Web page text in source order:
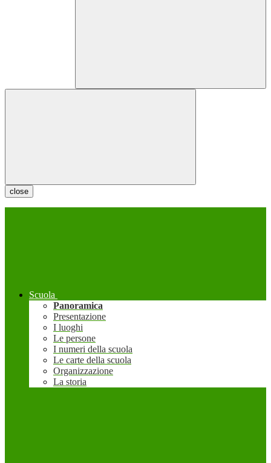
close
Scuola
Panoramica
Presentazione
I luoghi
Le persone
I numeri della scuola
Le carte della scuola
Organizzazione
La storia